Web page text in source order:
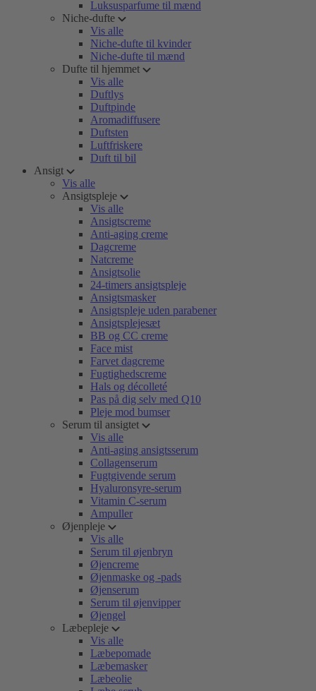
Luksusparfume til mænd
Niche-dufte
Vis alle
Niche-dufte til kvinder
Niche-dufte til mænd
Dufte til hjemmet
Vis alle
Duftlys
Duftpinde
Aromadiffusere
Duftsten
Luftfriskere
Duft til bil
Ansigt
Vis alle
Ansigtspleje
Vis alle
Ansigtscreme
Anti-aging creme
Dagcreme
Natcreme
Ansigtsolie
24-timers ansigtspleje
Ansigtsmasker
Ansigtspleje uden parabener
Ansigtsplejesæt
BB og CC creme
Face mist
Farvet dagcreme
Fugtighedscreme
Hals og décolleté
Pas på dig selv med Q10
Pleje mod bumser
Serum til ansigtet
Vis alle
Anti-aging ansigtsserum
Collagenserum
Fugtgivende serum
Hyaluronsyre-serum
Vitamin C-serum
Ampuller
Øjenpleje
Vis alle
Serum til øjenbryn
Øjencreme
Øjenmaske og -pads
Øjenserum
Serum til øjenvipper
Øjengel
Læbepleje
Vis alle
Læbepomade
Læbemasker
Læbeolie